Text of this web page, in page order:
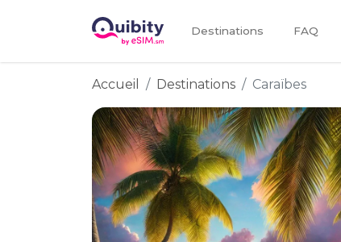
Destinations FAQ
Accueil Destinations Caraïbes